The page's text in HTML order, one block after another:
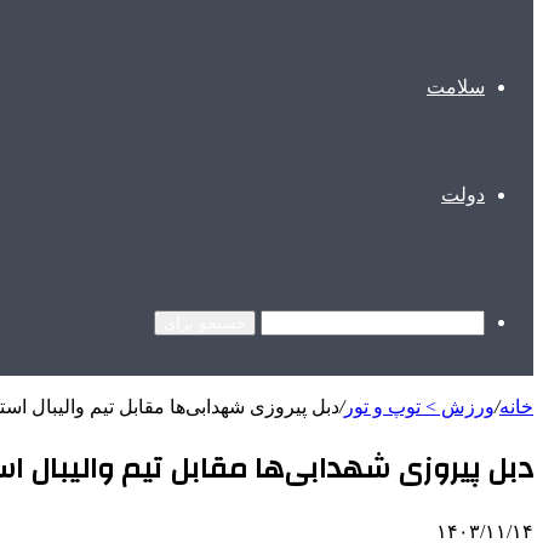
سلامت
دولت
خانه/ورزش > توپ و تور/دبل پیروزی شهدابی‌ها مقابل تیم والیبال
دبل پیروزی شهدابی‌ها مقابل تیم والیبال
۱۴۰۳/۱۱/۱۴